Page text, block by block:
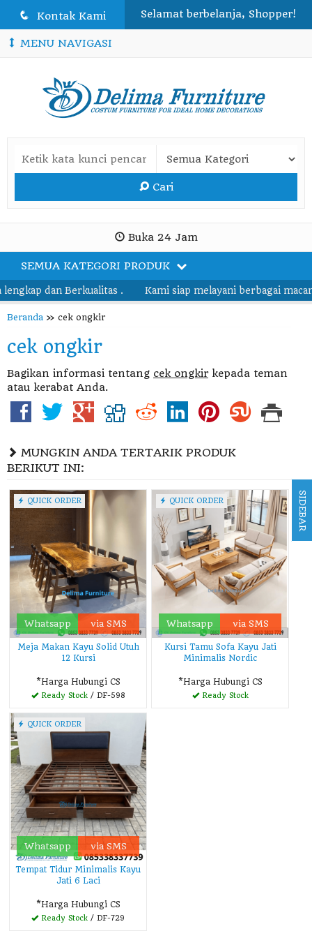
q Kontak Kami Selamat berbelanja, Shopper!
MENU NAVIGASI
Cari
Buka 24 Jam
SEMUA KATEGORI PRODUK
dan Berkualitas . Kami siap melayani berbagai
Beranda » cek ongkir
cek ongkir
Bagikan informasi tentang cek ongkirkepada teman
atau kerabat Anda.
MUNGKIN ANDA TERTARIK PRODUK
BERIKUT INI:
QUICK ORDER
Whatsapp via SMS
Meja Makan Kayu Solid Utuh
12 Kursi
*Harga Hubungi CS
Ready Stock/ DF-598
QUICK ORDER
Whatsapp via SMS
Kursi Tamu Sofa Kayu Jati
Minimalis Nordic
*Harga Hubungi CS
Ready Stock
QUICK ORDER
Whatsapp via SMS
Tempat Tidur Minimalis Kayu
Jati 6 Laci
*Harga Hubungi CS
Ready Stock / DF-729
SIDEBAR